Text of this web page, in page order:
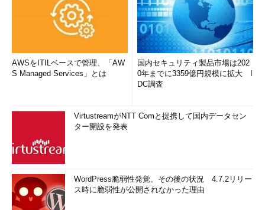
AWSをITILベースで管理、「AW
S Managed Services」とは
国内セキュリティ製品市場は202
0年までに3359億円規模に拡大 I
DC調査
VirtustreamがNTT Comと提携して国内データセン
ター開設を発表
WordPress脆弱性発覚、その後の状況 4.7.2リリー
ス時に脆弱性が公開されなかった理由